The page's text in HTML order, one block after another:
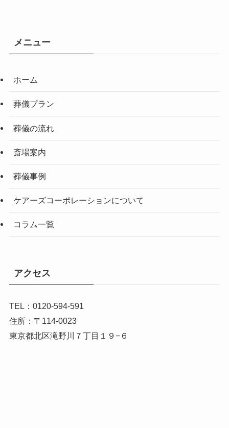
メニュー
ホーム
葬儀プラン
葬儀の流れ
斎場案内
葬儀事例
ケアーズコーポレーションについて
コラム一覧
アクセス
TEL：0120-594-591
住所：〒114-0023
東京都北区滝野川７丁目１９−６